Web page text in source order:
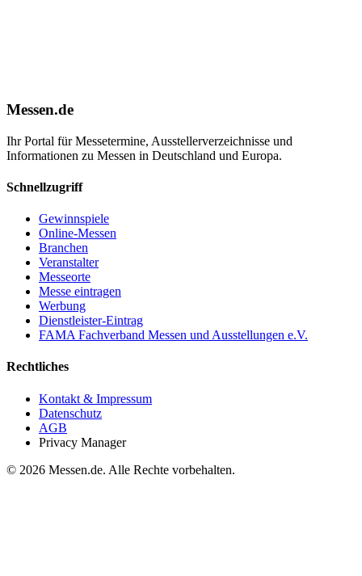
Messen.de
Ihr Portal für Messetermine, Ausstellerverzeichnisse und
Informationen zu Messen in Deutschland und Europa.
Schnellzugriff
Gewinnspiele
Online-Messen
Branchen
Veranstalter
Messeorte
Messe eintragen
Werbung
Dienstleister-Eintrag
FAMA Fachverband Messen und Ausstellungen e.V.
Rechtliches
Kontakt & Impressum
Datenschutz
AGB
Privacy Manager
© 2026 Messen.de. Alle Rechte vorbehalten.